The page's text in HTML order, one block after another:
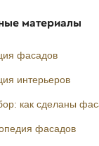
материалы
фасадов
интерьеров
как сделаны
фасадов